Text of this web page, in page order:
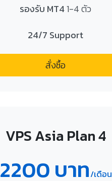
รองรับ MT41-4 ตัว
24/7 Support
สั่งซื้อ
VPS Asia Plan 4
2200 บาท/เดือน